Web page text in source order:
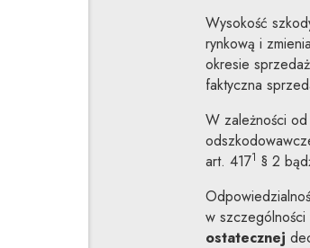
Wysokość
rynkową i
okresie
faktyczna
W zależności
art. 4171 § 2
w
ostatecznej